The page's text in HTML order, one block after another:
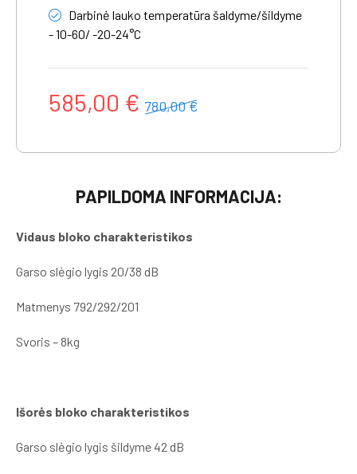
Darbinė lauko temperatūra šaldyme/šildyme
- 10-60/ -20-24°C
585,00 € 780,00 €
PAPILDOMA INFORMACIJA:
Vidaus bloko charakteristikos
Garso slėgio lygis 20/38 dB
Matmenys 792/292/201
Svoris – 8kg
Išorės bloko charakteristikos
Garso slėgio lygis šildyme 42 dB